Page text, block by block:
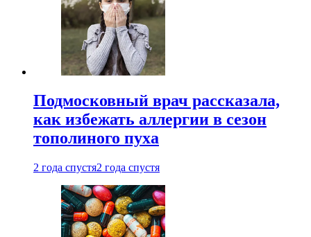
Подмосковный врач рассказала,
как избежать аллергии в сезон
тополиного пуха
2 года спустя2 года спустя